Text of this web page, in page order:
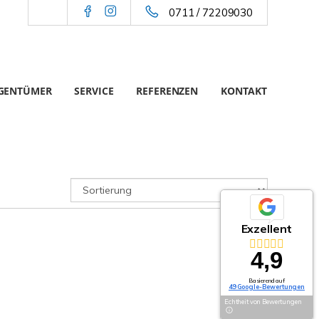
0711 / 72209030
SERVICE REFERENZEN KONTAKT
Exzellent
4,9
Basierend auf
49 Google-Bewertungen
Echtheit von Bewertungen